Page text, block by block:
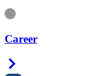
Information
Career